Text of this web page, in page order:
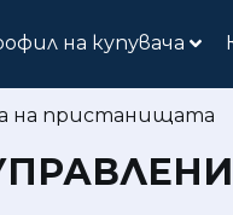
на купувача
на пристанищата